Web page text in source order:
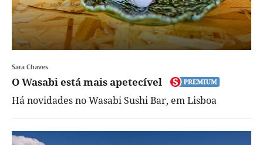
Sara Chaves
O Wasabi está mais apetecível
Há novidades no Wasabi Sushi Bar, em Lisboa